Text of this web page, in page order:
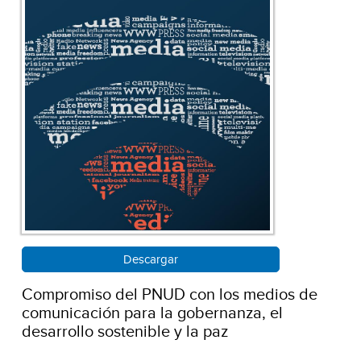
Descargar
Compromiso del PNUD con los medios de
comunicación para la gobernanza, el
desarrollo sostenible y la paz